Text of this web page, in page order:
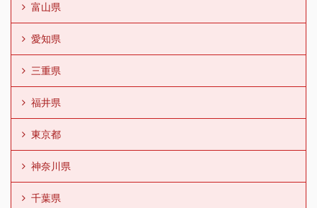
富山県
愛知県
三重県
福井県
東京都
神奈川県
千葉県